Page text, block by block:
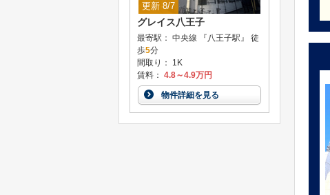
更新 8/7
グレイス八王子
最寄駅： 中央線 『八王子駅』 徒
歩5分
間取り： 1K
賃料： 4.8～4.9万円
物件詳細を見る